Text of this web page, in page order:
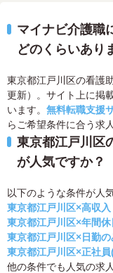
マイナビ介護職
どのくらいあり
東京都江戸川区の看護
更新）。サイト上に掲
います。 無料転職支援
らご希望条件に合う求
東京都江戸川区
が人気ですか？
以下のような条件が人
東京都江戸川区×高収入
東京都江戸川区×年間
東京都江戸川区×日勤の
東京都江戸川区×正社
他の条件でも人気の求